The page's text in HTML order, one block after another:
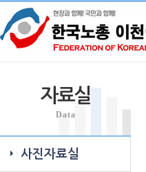
자료실
Data
사진자료실